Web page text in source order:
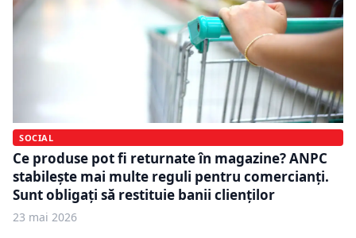
SOCIAL
Ce produse pot fi returnate în magazine? ANPC
stabilește mai multe reguli pentru comercianți.
Sunt obligați să restituie banii clienților
23 mai 2026